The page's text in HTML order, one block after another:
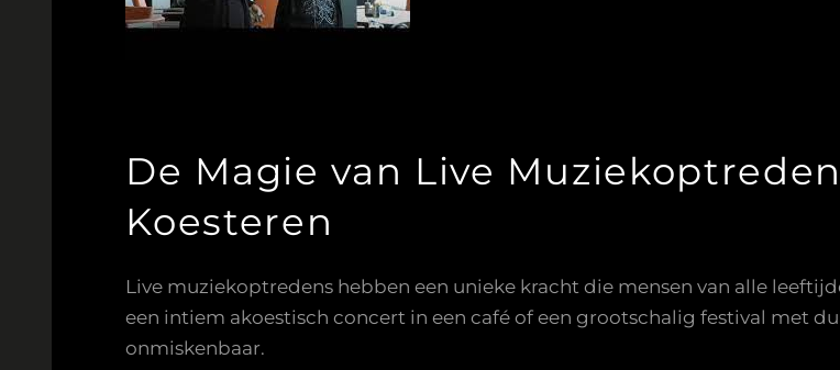
De Magie van Live
Koesteren
Live muziekoptredens hebben een unieke kracht die mensen van alle
een intiem akoestisch concert in een café of een grootschalig festival met
onmiskenbaar.